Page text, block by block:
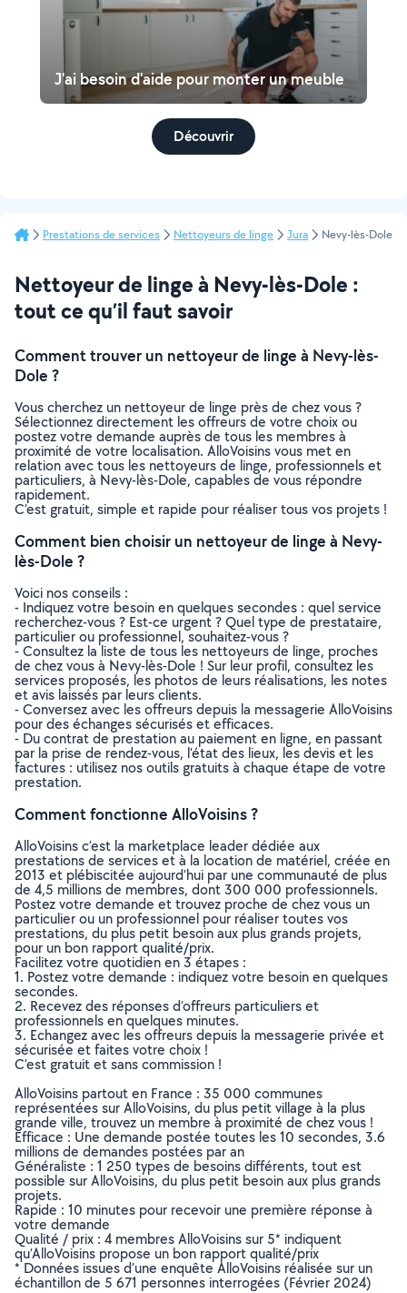
J'ai besoin d'aide pour monter un meuble
Découvrir
Prestations de services Nettoyeurs de linge Jura Nevy-lès-Dole
Nettoyeur de linge à Nevy-lès-Dole :
tout ce qu’il faut savoir
Comment trouver un nettoyeur de linge à Nevy-lès-
Dole ?
Vous cherchez un nettoyeur de linge près de chez vous ?
Sélectionnez directement les offreurs de votre choix ou
postez votre demande auprès de tous les membres à
proximité de votre localisation. AlloVoisins vous met en
relation avec tous les nettoyeurs de linge, professionnels et
particuliers, à Nevy-lès-Dole, capables de vous répondre
rapidement.
C’est gratuit, simple et rapide pour réaliser tous vos projets !
Comment bien choisir un nettoyeur de linge à Nevy-
lès-Dole ?
Voici nos conseils :
- Indiquez votre besoin en quelques secondes : quel service
recherchez-vous ? Est-ce urgent ? Quel type de prestataire,
particulier ou professionnel, souhaitez-vous ?
- Consultez la liste de tous les nettoyeurs de linge, proches
de chez vous à Nevy-lès-Dole ! Sur leur profil, consultez les
services proposés, les photos de leurs réalisations, les notes
et avis laissés par leurs clients.
- Conversez avec les offreurs depuis la messagerie AlloVoisins
pour des échanges sécurisés et efficaces.
- Du contrat de prestation au paiement en ligne, en passant
par la prise de rendez-vous, l’état des lieux, les devis et les
factures : utilisez nos outils gratuits à chaque étape de votre
prestation.
Comment fonctionne AlloVoisins ?
AlloVoisins c’est la marketplace leader dédiée aux
prestations de services et à la location de matériel, créée en
2013 et plébiscitée aujourd’hui par une communauté de plus
de 4,5 millions de membres, dont 300 000 professionnels.
Postez votre demande et trouvez proche de chez vous un
particulier ou un professionnel pour réaliser toutes vos
prestations, du plus petit besoin aux plus grands projets,
pour un bon rapport qualité/prix.
Facilitez votre quotidien en 3 étapes :
1. Postez votre demande : indiquez votre besoin en quelques
secondes.
2. Recevez des réponses d’offreurs particuliers et
professionnels en quelques minutes.
3. Echangez avec les offreurs depuis la messagerie privée et
sécurisée et faites votre choix !
C’est gratuit et sans commission !
AlloVoisins partout en France : 35 000 communes
représentées sur AlloVoisins, du plus petit village à la plus
grande ville, trouvez un membre à proximité de chez vous !
Efficace : Une demande postée toutes les 10 secondes, 3.6
millions de demandes postées par an
Généraliste : 1 250 types de besoins différents, tout est
possible sur AlloVoisins, du plus petit besoin aux plus grands
projets.
Rapide : 10 minutes pour recevoir une première réponse à
votre demande
Qualité / prix : 4 membres AlloVoisins sur 5* indiquent
qu’AlloVoisins propose un bon rapport qualité/prix
* Données issues d’une enquête AlloVoisins réalisée sur un
échantillon de 5 671 personnes interrogées (Février 2024)